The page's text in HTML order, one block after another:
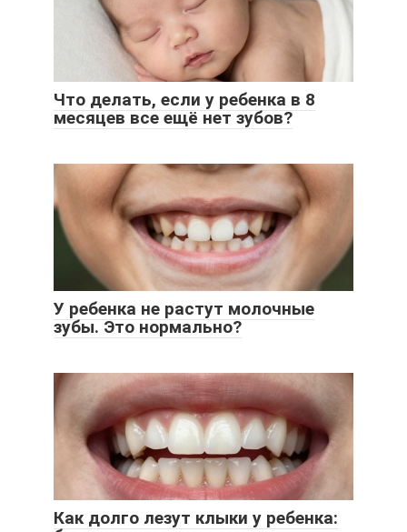
Что делать, если у ребенка в 8
месяцев все ещё нет зубов?
У ребенка не растут молочные
зубы. Это нормально?
Как долго лезут клыки у ребенка: